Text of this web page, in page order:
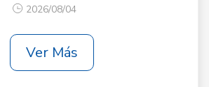
2026/08/04
Ver Más